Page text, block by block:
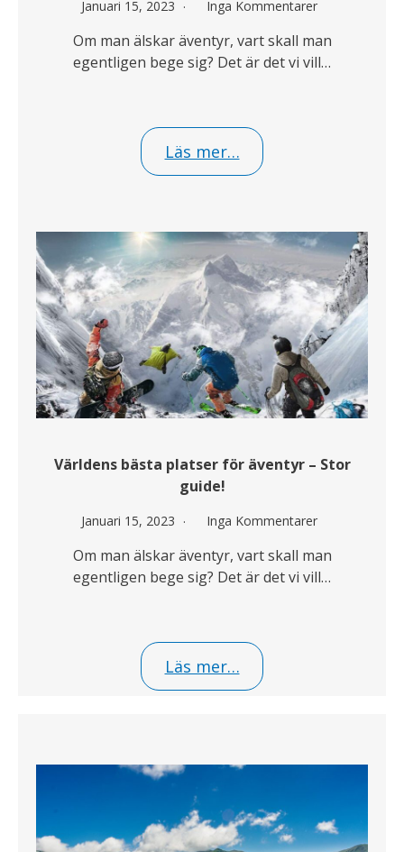
Januari 15, 2023 Inga Kommentarer
Om man älskar äventyr, vart skall man
egentligen bege sig? Det är det vi vill…
Läs mer…
Världens bästa platser för äventyr – Stor
guide!
Januari 15, 2023 Inga Kommentarer
Om man älskar äventyr, vart skall man
egentligen bege sig? Det är det vi vill…
Läs mer…